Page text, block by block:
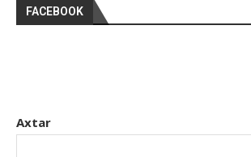
FACEBOOK
Axtar